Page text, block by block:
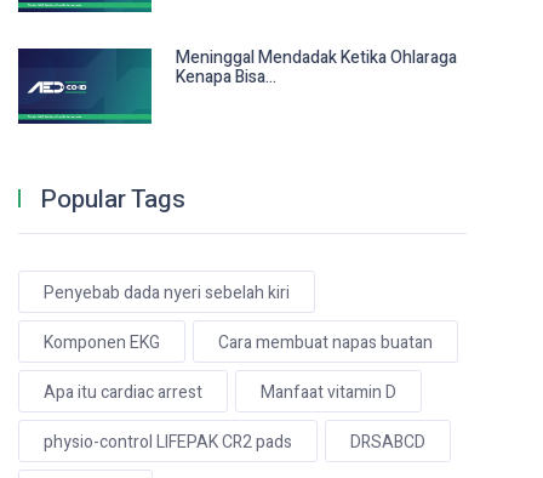
Meninggal Mendadak Ketika Ohlaraga
Kenapa Bisa...
Popular Tags
Penyebab dada nyeri sebelah kiri
Komponen EKG
Cara membuat napas buatan
Apa itu cardiac arrest
Manfaat vitamin D
physio-control LIFEPAK CR2 pads
DRSABCD